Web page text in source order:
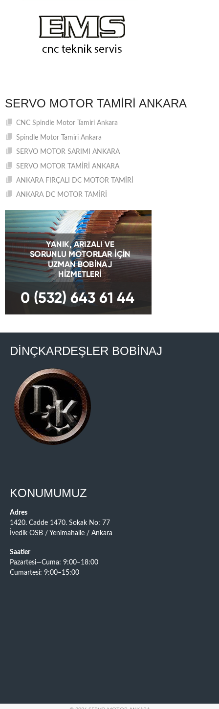
SERVO MOTOR TAMIRI ANKARA
CNC Spindle Motor Tamiri Ankara
Spindle Motor Tamiri Ankara
SERVO MOTOR SARIMI ANKARA
SERVO MOTOR TAMİRİ ANKARA
ANKARA FIRÇALI DC MOTOR TAMİRİ
ANKARA DC MOTOR TAMİRİ
DİNÇKARDEŞLER BOBİNAJ
KONUMUMUZ
Adres
1420. Cadde 1470. Sokak No: 77
İvedik OSB / Yenimahalle / Ankara
Saatler
Pazartesi—Cuma: 9:00–18:00
Cumartesi: 9:00–15:00